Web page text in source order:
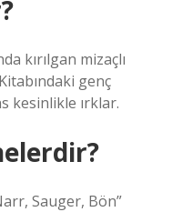
kırılgan mizaçlı
genç
kesinlikle ırklar.
Sauger, Bön”